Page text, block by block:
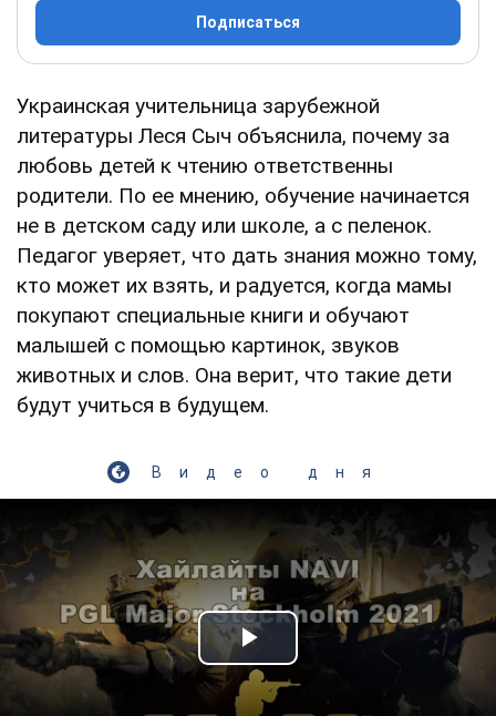
Подписаться
Украинская учительница зарубежной
литературы Леся Сыч объяснила, почему за
любовь детей к чтению ответственны
родители. По ее мнению, обучение начинается
не в детском саду или школе, а с пеленок.
Педагог уверяет, что дать знания можно тому,
кто может их взять, и радуется, когда мамы
покупают специальные книги и обучают
малышей с помощью картинок, звуков
животных и слов. Она верит, что такие дети
будут учиться в будущем.
Видео дня
Play Video